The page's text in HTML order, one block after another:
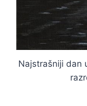
Najstrašniji dan